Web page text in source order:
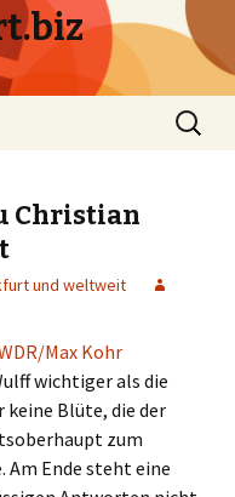
Search
for:
Christian
und weltweit
wichtiger als die
keine Blüte, die der
zum
Ende steht eine